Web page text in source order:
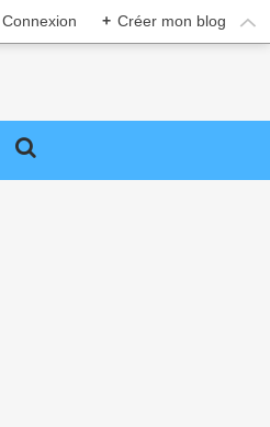
Connexion + Créer mon blog